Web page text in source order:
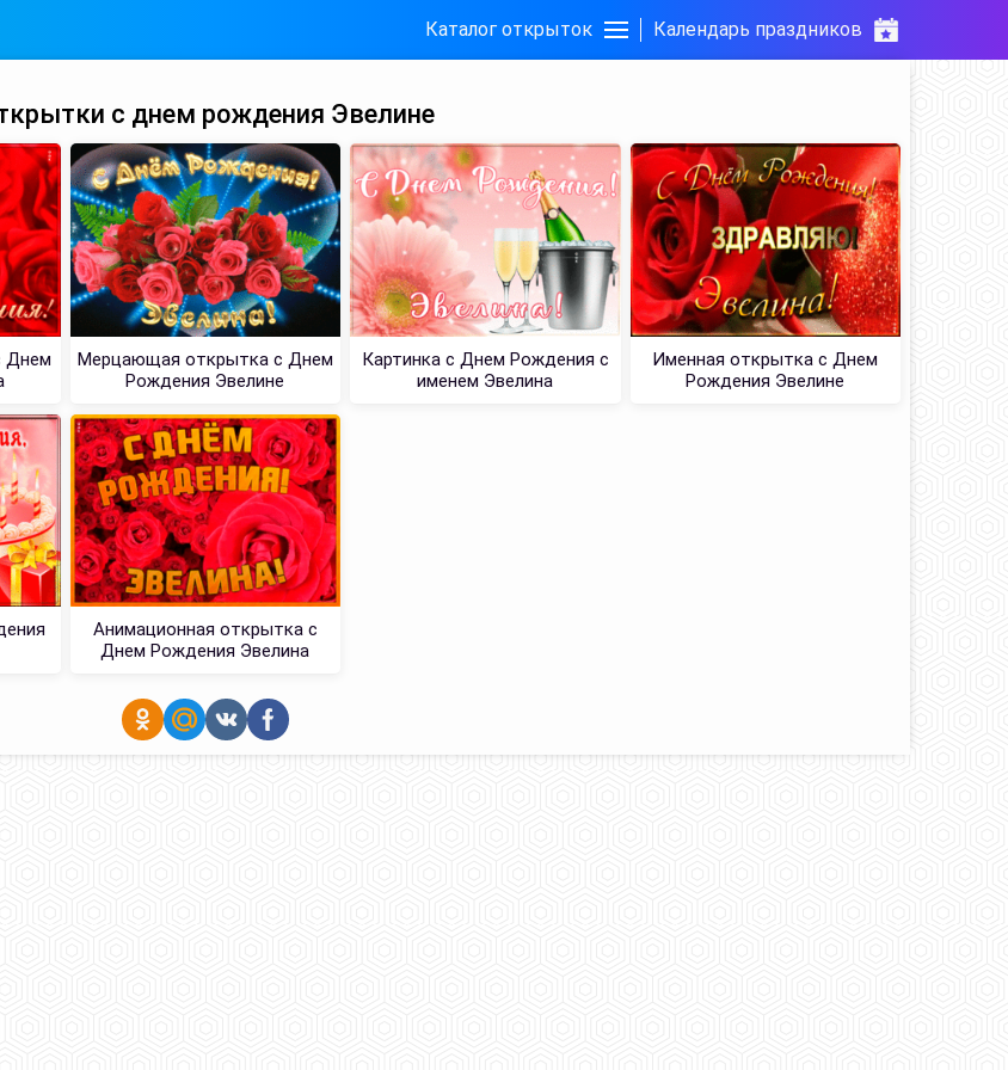
Каталог открыток Календарь праздников
с днем рождения Эвелине
Днем
Мерцающая открытка с Днем
Рождения Эвелине
Картинка с Днем Рождения с
именем Эвелина
Именная открытка с Днем
Рождения Эвелине
Анимационная открытка с
Днем Рождения Эвелина